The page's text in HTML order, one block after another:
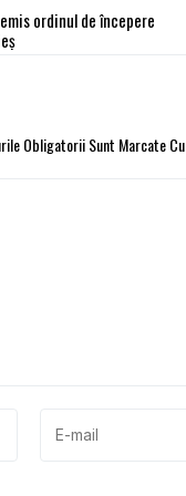
ordinul de începere
Obligatorii Sunt Marcate Cu